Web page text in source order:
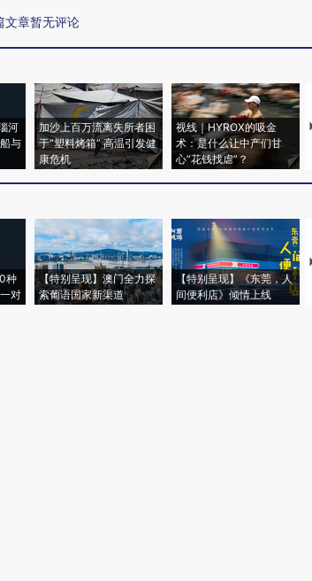
文章暂无评论
河
与
加沙上百万流离失所者困
于“塑料烤箱” 高温引发健
康危机
视线｜HYROX的吸金
术：是什么让中产们甘
心“花钱找虐”？
种
对
【特别呈现】澳门全力探
索葡语国家新渠道
【特别呈现】《东莞，人
间便利店》倾情上线